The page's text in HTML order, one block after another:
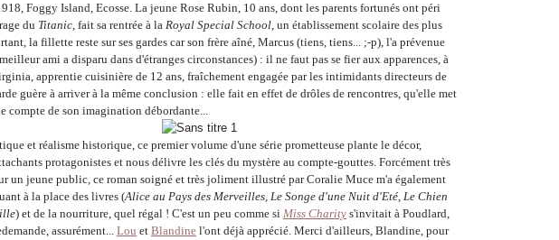
Foggy Island, Ecosse. La jeune Rose Rubin, 10 ans, dont les parents fortunés ont péri
du Titanic, fait sa rentrée à la Royal Special School, un établissement scolaire des plus
la fillette reste sur ses gardes car son frère aîné, Marcus (tiens, tiens... ;-p), l'a prévenue
ami a disparu dans d'étranges circonstances) : il ne faut pas se fier aux apparences, à
apprentie cuisinière de 12 ans, fraîchement engagée par les intimidants directeurs de
guère à arriver à la même conclusion : elle fait en effet de drôles de rencontres, qu'elle met
compte de son imagination débordante...
et réalisme historique, ce premier volume d'une série prometteuse plante le décor,
protagonistes et nous délivre les clés du mystère au compte-gouttes. Forcément très
un jeune public, ce roman soigné et très joliment illustré par Coralie Muce m'a également
à la place des livres (Alice au Pays des Merveilles, Le Songe d'une Nuit d'Eté, Le Chien
) et de la nourriture, quel régal ! C'est un peu comme si Miss Charity s'invitait à Poudlard,
assurément...Lou et Blandine l'ont déjà apprécié. Merci d'ailleurs, Blandine, pour